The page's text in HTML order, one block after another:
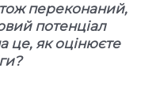
переконаний,
потенціал
це, як оцінюєте